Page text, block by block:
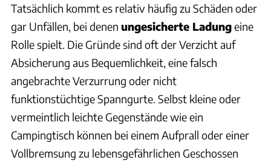
Tatsächlich kommt es relativ häufig zu Schäden oder
gar Unfällen, bei denen ungesicherte Ladungeine
Rolle spielt. Die Gründe sind oft der Verzicht auf
Absicherung aus Bequemlichkeit, eine falsch
angebrachte Verzurrung oder nicht
funktionstüchtige Spanngurte. Selbst kleine oder
vermeintlich leichte Gegenstände wie ein
Campingtisch können bei einem Aufprall oder einer
Vollbremsung zu lebensgefährlichen Geschossen